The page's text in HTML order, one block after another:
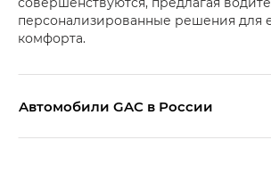
персонализированные решения для
комфорта.
Aвтомобили GAC в России